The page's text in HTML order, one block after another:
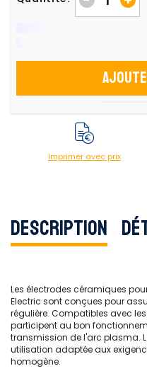
Imprimer avec prix
Description
Les électrodes céramiques
Electric sont conçues pour
régulière. Compatibles avec les
participent au bon
transmission de l'arc plasma.
utilisation adaptée aux
homogène.